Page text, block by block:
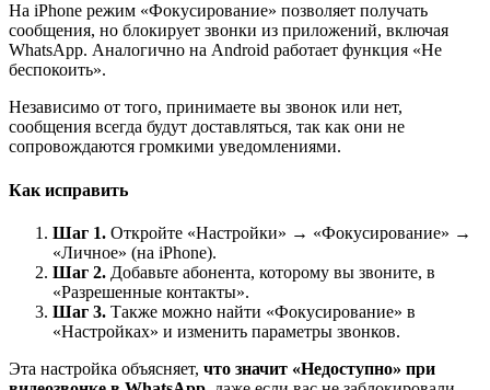
На iPhone режим «Фокусирование» позволяет получать
сообщения, но блокирует звонки из приложений, включая
WhatsApp. Аналогично на Android работает функция «Не
беспокоить».
Независимо от того, принимаете вы звонок или нет,
сообщения всегда будут доставляться, так как они не
сопровождаются громкими уведомлениями.
Как исправить
Шаг 1. Откройте «Настройки» → «Фокусирование» →
«Личное» (на iPhone).
Шаг 2. Добавьте абонента, которому вы звоните, в
«Разрешенные контакты».
Шаг 3. Также можно найти «Фокусирование» в
«Настройках» и изменить параметры звонков.
Эта настройка объясняет, что значит «Недоступно» при